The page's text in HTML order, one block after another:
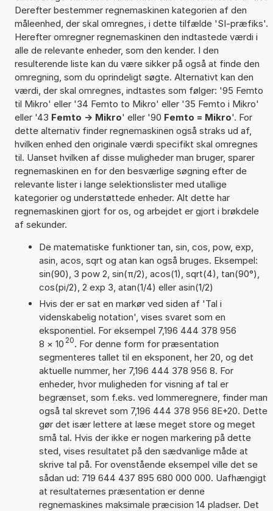
Derefter bestemmer regnemaskinen kategorien af den
måleenhed, der skal omregnes, i dette tilfælde 'SI-præfiks'.
Herefter omregner regnemaskinen den indtastede værdi i
alle de relevante enheder, som den kender. I den
resulterende liste kan du være sikker på også at finde den
omregning, som du oprindeligt søgte. Alternativt kan den
værdi, der skal omregnes, indtastes som følger: '95 Femto
til Mikro' eller '34 Femto to Mikro' eller '35 Femto i Mikro'
eller '43 Femto -> Mikro' eller '90 Femto = Mikro'. For
dette alternativ finder regnemaskinen også straks ud af,
hvilken enhed den originale værdi specifikt skal omregnes
til. Uanset hvilken af disse muligheder man bruger, sparer
regnemaskinen en for den besværlige søgning efter de
relevante lister i lange selektionslister med utallige
kategorier og understøttede enheder. Alt dette har
regnemaskinen gjort for os, og arbejdet er gjort i brøkdele
af sekunder.
De matematiske funktioner tan, sin, cos, pow, exp,
asin, acos, sqrt og atan kan også bruges. Eksempel:
sin(90), 3 pow 2, sin(π/2), acos(1), sqrt(4), tan(90°),
cos(pi/2), 2 exp 3, atan(1/4) eller asin(1/2)
Hvis der er sat en markør ved siden af 'Tal i
videnskabelig notation', vises svaret som en
eksponentiel. For eksempel 7,196 444 378 956
8 × 10 20. For denne form for præsentation
segmenteres tallet til en eksponent, her 20, og det
aktuelle nummer, her 7,196 444 378 956 8. For
enheder, hvor muligheden for visning af tal er
begrænset, som f.eks. ved lommeregnere, finder man
også tal skrevet som 7,196 444 378 956 8E+20. Dette
gør det især lettere at læse meget store og meget
små tal. Hvis der ikke er nogen markering på dette
sted, vises resultatet på den sædvanlige måde at
skrive tal på. For ovenstående eksempel ville det se
sådan ud: 719 644 437 895 680 000 000. Uafhængigt
at resultaternes præsentation er denne
regnemaskines maksimale præcision 14 pladser. Det